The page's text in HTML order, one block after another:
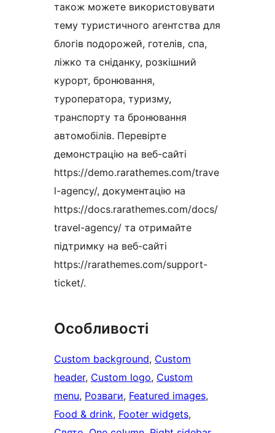
також можете використовувати
тему туристичного агентства для
блогів подорожей, готелів, спа,
ліжко та сніданку, розкішний
курорт, бронювання,
туроператора, туризму,
транспорту та бронювання
автомобілів. Перевірте
демонстрацію на веб-сайті
https://demo.rarathemes.com/trave
l-agency/, документацію на
https://docs.rarathemes.com/docs/
travel-agency/ та отримайте
підтримку на веб-сайті
https://rarathemes.com/support-
ticket/.
Особливості
Custom background, Custom
header, Custom logo, Custom
menu, Розваги, Featured images
Food & drink, Footer widgets